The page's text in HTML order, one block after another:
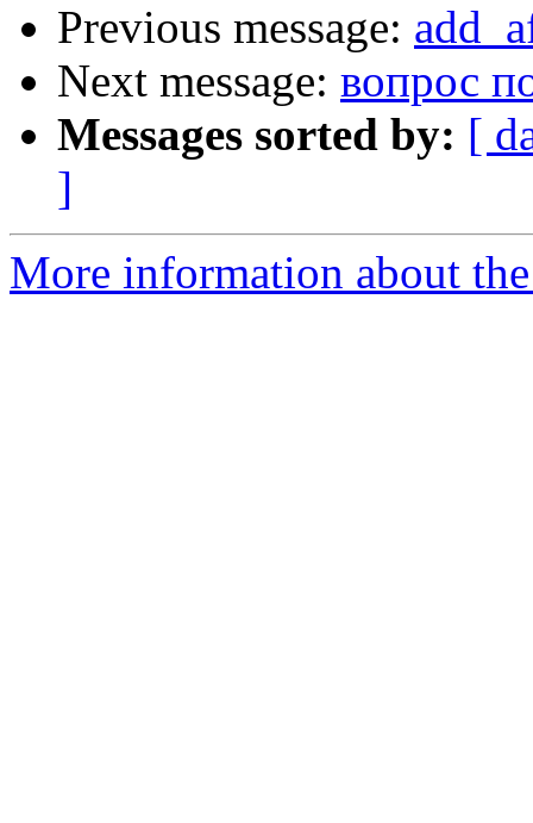
Previous message:
Next message: вопрос
Messages sorted by: [
]
More information about